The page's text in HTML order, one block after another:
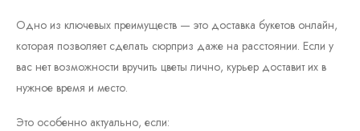
Одно из ключевых преимуществ — это доставка букетов онлайн,
которая позволяет сделать сюрприз даже на расстоянии. Если у
вас нет возможности вручить цветы лично, курьер доставит их в
нужное время и место.
Это особенно актуально, если: